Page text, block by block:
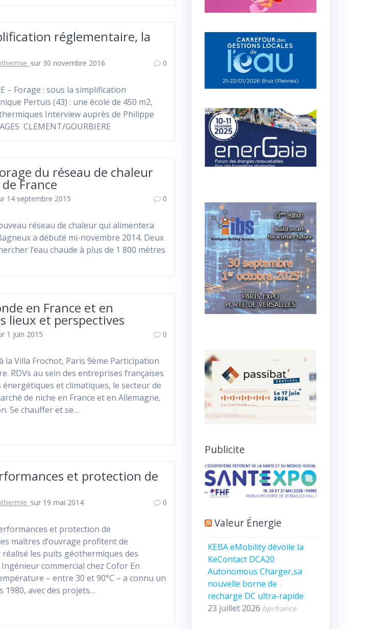
réglementaire, la
sur 30 novembre 2016 0
– Forage : sous la simplification
Pertuis (43) : une école de 450 m2,
Interview auprès de Philippe
CLEMENT/GOURBIERE
du réseau de chaleur
France
14 septembre 2015 0
réseau de chaleur qui alimentera
a débuté mi-novembre 2014. Deux
l’eau chaude à plus de 1 800 mètres
en France et en
lieux et perspectives
1 juin 2015 0
la Villa Frochot, Paris 9ème Participation
RDVs au sein des entreprises françaises
et climatiques, le secteur de
de niche en France et en Allemagne,
Se chauffer et se…
et protection de
sur 19 mai 2014 0
et protection de
maîtres d’ouvrage profitent de
les puits géothermiques des
commercial chez Cofor En
– entre 30 et 90°C – a connu un
1980, avec des projets…
Publicite
Valeur Énergie
KEBA eMobility dévoile la
KeContact DCA20
Autonomous Charger,sa
nouvelle borne de
recharge DC ultra-rapide
23 juillet 2026 bprfrance